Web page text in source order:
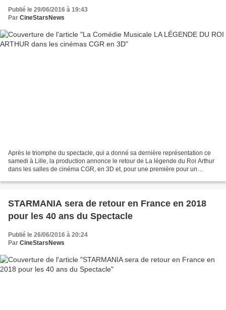
Publié le 29/06/2016 à 19:43
Par CineStarsNews
​Après le triomphe du spectacle, qui a donné sa dernière représentation ce
samedi à Lille, la production annonce le retour de La légende du Roi Arthur
dans les salles de cinéma CGR, en 3D et, pour une première pour un
STARMANIA sera de retour en France en 2018
pour les 40 ans du Spectacle
Publié le 26/06/2016 à 20:24
Par CineStarsNews